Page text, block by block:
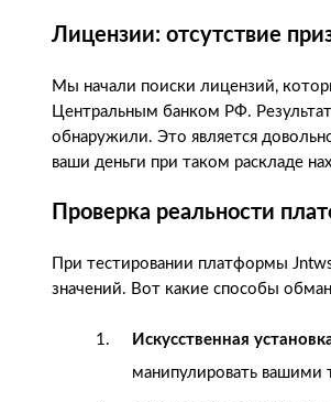
Лицензии: отсутствие
Мы начали поиски лицензий,
Центральным банком РФ.
обнаружили. Это является
ваши деньги при таком раскладе
Проверка реальности
При тестировании платформы
значений. Вот какие способы
Искусственная
манипулировать вашими